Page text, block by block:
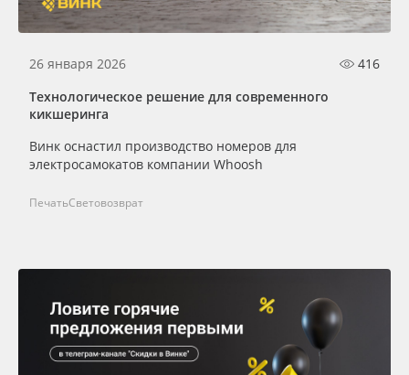
26 января 2026
416
Технологическое решение для современного
кикшеринга
Винк оснастил производство номеров для
электросамокатов компании Whoosh
ПечатьСветовозврат